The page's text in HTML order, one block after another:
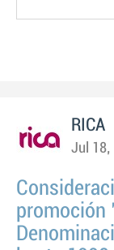
RICA
Jul 18,
promoción